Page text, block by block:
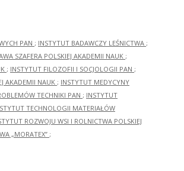
PAN ; INSTYTUT BADAWCZY LEŚNICTWA ;
SZAFERA POLSKIEJ AKADEMII NAUK ;
; INSTYTUT FILOZOFII I SOCJOLOGII PAN ;
AKADEMII NAUK ; INSTYTUT MEDYCYNY
TECHNIKI PAN ; INSTYTUT
TECHNOLOGII MATERIAŁÓW
ROZWOJU WSI I ROLNICTWA POLSKIEJ
„MORATEX” ;